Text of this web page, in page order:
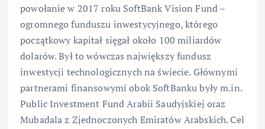
powołanie w 2017 roku SoftBank Vision Fund –
ogromnego funduszu inwestycyjnego, którego
początkowy kapitał sięgał około 100 miliardów
dolarów. Był to wówczas największy fundusz
inwestycji technologicznych na świecie. Głównymi
partnerami finansowymi obok SoftBanku były m.in.
Public Investment Fund Arabii Saudyjskiej oraz
Mubadala z Zjednoczonych Emiratów Arabskich. Cel